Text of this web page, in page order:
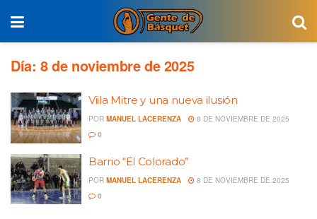
Día: 8 de noviembre de 2025
Viila Mitre y una nueva ilusión
POR MANUEL LACERENZA
8 DE NOVIEMBRE DE 2025
0
Barrio “El Colorado”
POR MANUEL LACERENZA
8 DE NOVIEMBRE DE 2025
0